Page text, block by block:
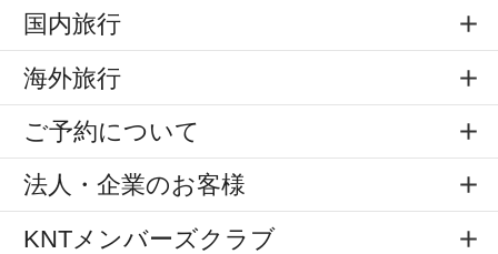
国内旅行
海外旅行
ご予約について
法人・企業のお客様
KNTメンバーズクラブ